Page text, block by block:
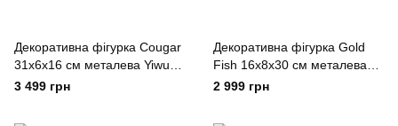
Декоративна фігурка Cougar
31х6х16 см металева Yiwu
Сріблястий
3 499 грн
Декоративна фігурка Gold
Fish 16x8x30 см металева
Yiwu Сріблястий
2 999 грн